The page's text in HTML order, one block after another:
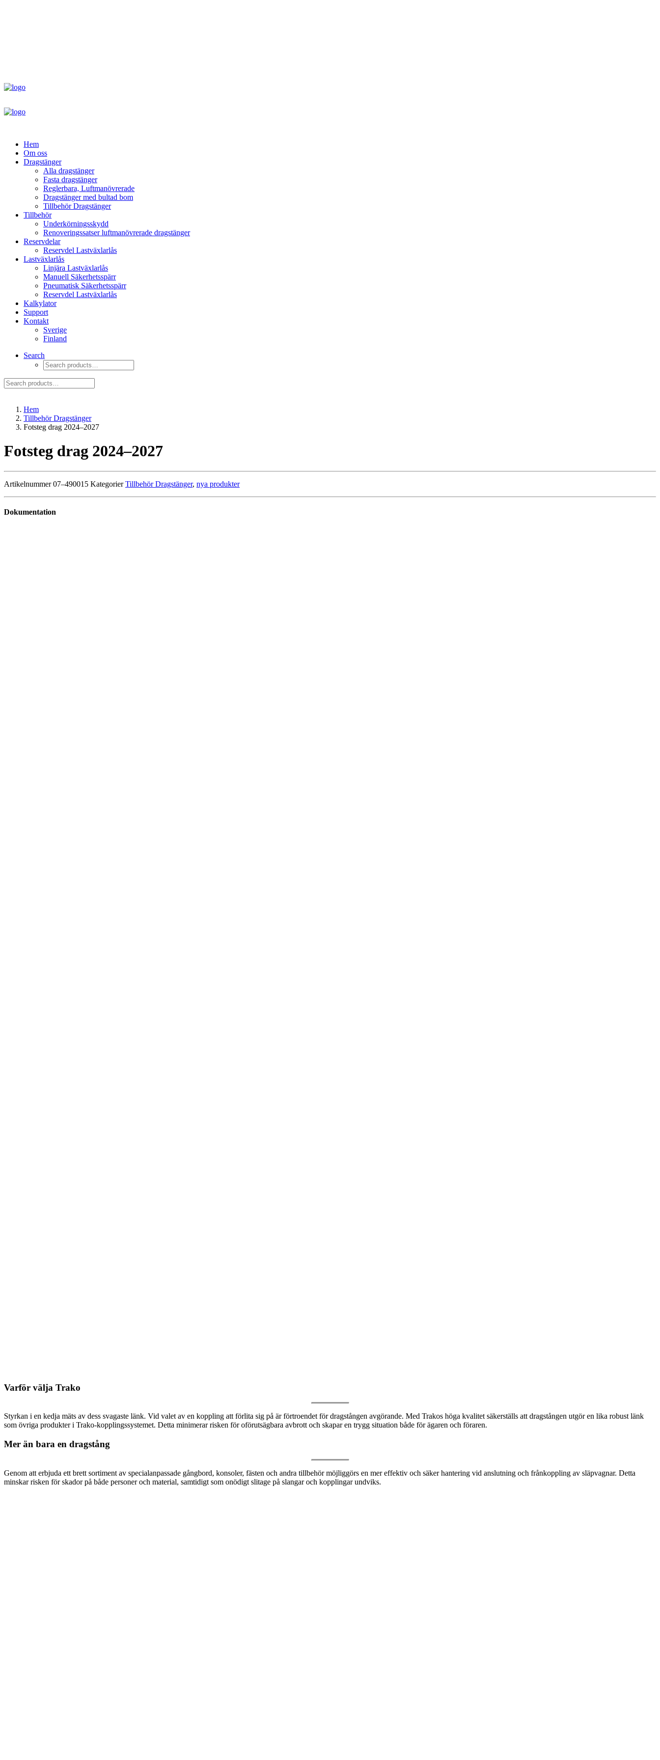
Hem
Om oss
Dragstänger
Alla dragstänger
Fasta dragstänger
Reglerbara, Luftmanövrerade
Dragstänger med bultad bom
Tillbehör Dragstänger
Tillbehör
Underkörningsskydd
Renoveringssatser luftmanövrerade dragstänger
Reservdelar
Reservdel Lastväxlarlås
Lastväxlarlås
Linjära Lastväxlarlås
Manuell Säkerhetsspärr
Pneumatisk Säkerhetsspärr
Reservdel Lastväxlarlås
Kalkylator
Support
Kontakt
Sverige
Finland
Search
Hem
Tillbehör Dragstänger
Fotsteg drag 2024–2027
Fotsteg drag 2024–2027
Artikelnummer 07–490015 Kategorier Tillbehör Dragstänger, nya produkter
Dokumentation
Varför välja Trako
Styrkan i en kedja mäts av dess svagaste länk. Vid valet av en koppling att förlita sig på är förtroendet för dragstången avgörande. Med Trakos höga kvalitet säkerställs att dragstången utgör en lika robust länk
som övriga produkter i Trako-kopplingssystemet. Detta minimerar risken för oförutsägbara avbrott och skapar en trygg situation både för ägaren och föraren.
Mer än bara en dragstång
Genom att erbjuda ett brett sortiment av specialanpassade gångbord, konsoler, fästen och andra tillbehör möjliggörs en mer effektiv och säker hantering vid anslutning och frånkoppling av släpvagnar. Detta
minskar risken för skador på både personer och material, samtidigt som onödigt slitage på slangar och kopplingar undviks.